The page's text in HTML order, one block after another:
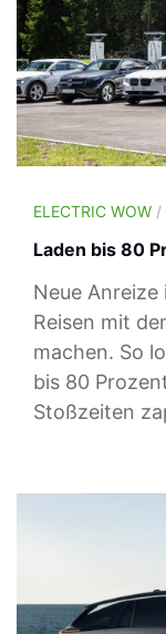
ELECTRIC WOW /
Laden bis 80
Neue
Reisen mit
machen. So
bis 80
Stoßzeiten